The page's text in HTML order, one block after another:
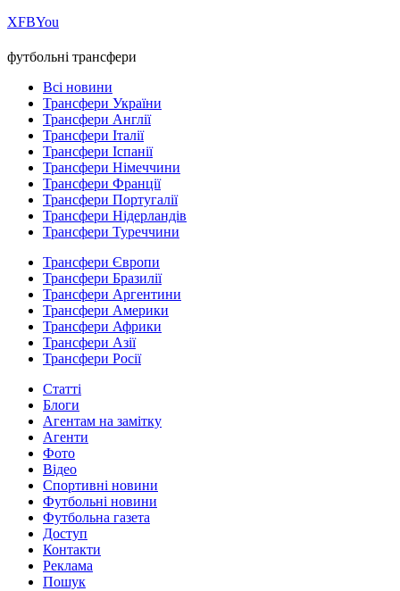
ХFBYou
футбольні трансфери
Всі новини
Трансфери України
Трансфери Англії
Трансфери Італії
Трансфери Іспанії
Трансфери Німеччини
Трансфери Франції
Трансфери Португалії
Трансфери Нідерландів
Трансфери Туреччини
Трансфери Європи
Трансфери Бразилії
Трансфери Аргентини
Трансфери Америки
Трансфери Африки
Трансфери Азії
Трансфери Росії
Статті
Блоги
Агентам на замітку
Агенти
Фото
Відео
Спортивні новини
Футбольні новини
Футбольна газета
Доступ
Контакти
Реклама
Пошук